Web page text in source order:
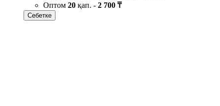
Оптом 20 қап. - 2 700 ₸
Себетке